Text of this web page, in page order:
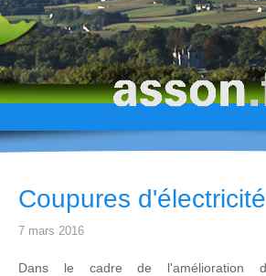
TOURISME
HISTOIRE
Coupures d'électricité
7 mars 2016
Dans le cadre de l'amélioration